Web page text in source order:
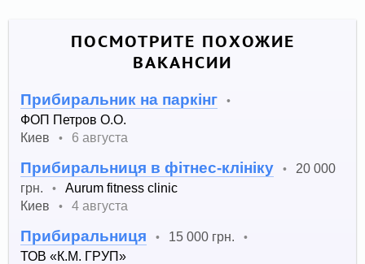
ПОСМОТРИТЕ ПОХОЖИЕ
ВАКАНСИИ
Прибиральник на паркінг •
ФОП Петров О.О.
Киев
• 6 августа
Прибиральниця в фітнес-клініку •
20 000
грн.
•
Aurum fitness clinic
Киев
• 4 августа
Прибиральниця • 15 000 грн. •
ТОВ «К.М. ГРУП»